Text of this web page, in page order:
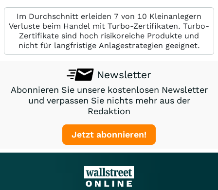
Im Durchschnitt erleiden 7 von 10 Kleinanlegern
Verluste beim Handel mit Turbo-Zertifikaten. Turbo-
Zertifikate sind hoch risikoreiche Produkte und
nicht für langfristige Anlagestrategien geeignet.
Newsletter
Abonnieren Sie unsere kostenlosen Newsletter
und verpassen Sie nichts mehr aus der
Redaktion
Jetzt abonnieren!